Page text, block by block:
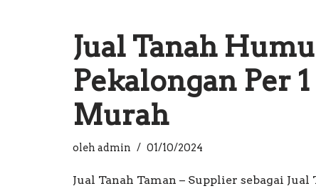
Jual Tanah
Pekalongan Per
Murah
oleh admin 01/10/2024
Jual Tanah Taman – Supplier sebagai